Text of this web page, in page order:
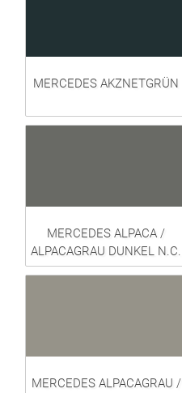
MERCEDES AKZNETGRÜN
MERCEDES ALPACA /
ALPACAGRAU DUNKEL N.C.
MERCEDES ALPACAGRAU /